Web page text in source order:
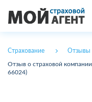
Страхование Отзывы
Отзыв о страховой
66024)